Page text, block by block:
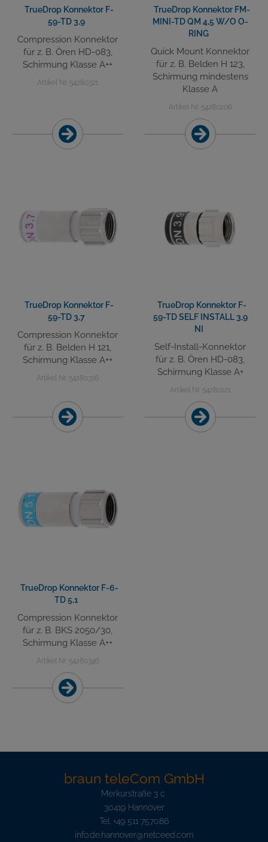
TrueDrop Konnektor F-
59-TD 3,9
Compression Konnektor
für z. B. Ören HD-083,
Schirmung Klasse A++
Artikel Nr. 54280321
TrueDrop Konnektor FM-
MINI-TD QM 4,5 W/O O-
RING
Quick Mount Konnektor
für z. B. Belden H 123,
Schirmung mindestens
Klasse A
Artikel Nr. 54280206
TrueDrop Konnektor F-
59-TD 3,7
Compression Konnektor
für z. B. Belden H 121,
Schirmung Klasse A++
Artikel Nr. 54280316
TrueDrop Konnektor F-
59-TD SELF INSTALL 3,9
NI
Self-Install-Konnektor
für z. B. Ören HD-083,
Schirmung Klasse A+
Artikel Nr. 54280121
TrueDrop Konnektor F-6-
TD 5,1
Compression Konnektor
für z. B. BKS 2050/30,
Schirmung Klasse A++
Artikel Nr. 54280346
braun teleCom GmbH
Merkurstraße 3 c
30419 Hannover
Tel. +49 511 757086
info.de.hannover@netceed.com